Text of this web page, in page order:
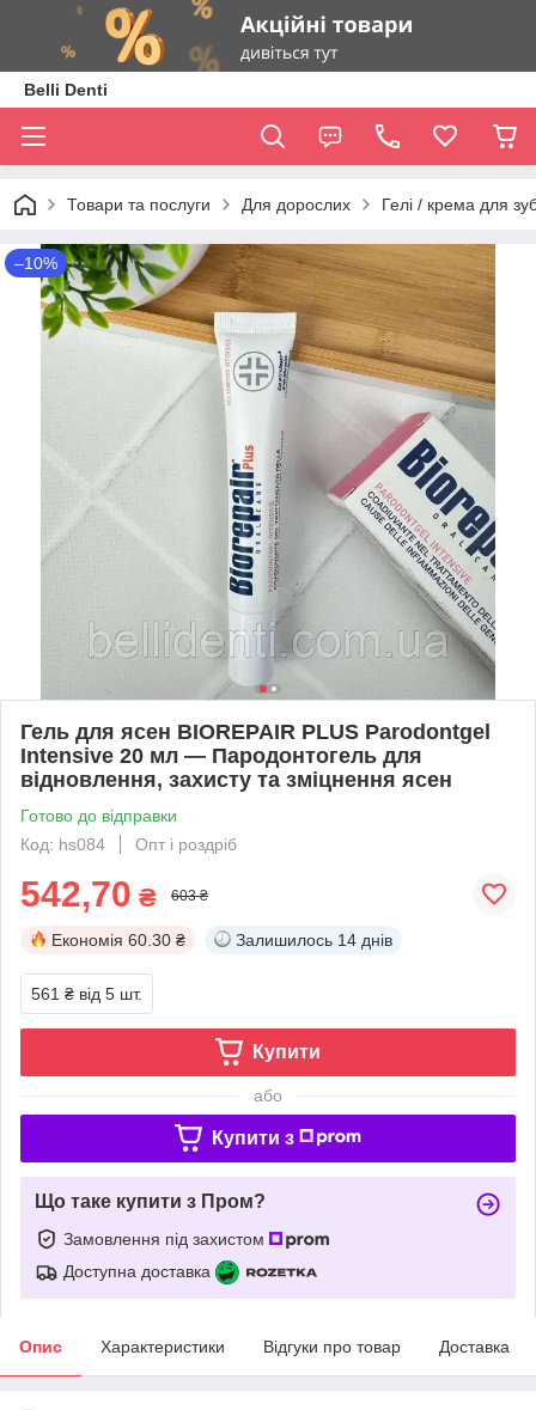
Belli Denti
Товари та послуги Для дорослих Гелі / крема для
–10%
Гель для ясен BIOREPAIR PLUS Parodontgel
Intensive 20 мл — Пародонтогель для
відновлення, захисту та зміцнення ясен
Готово до відправки
Код: hs084
Опт і роздріб
542,70 ₴ 603 ₴
Економія 60.30 ₴ Залишилось 14 днів
561 ₴ від 5 шт.
Купити
або
Купити з
Що таке купити з Пром?
Замовлення під захистом
Доступна доставка
Опис Характеристики Відгуки про товар Доставка